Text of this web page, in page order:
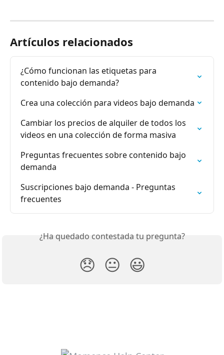
Artículos relacionados
¿Cómo funcionan las etiquetas para
contenido bajo demanda?
Crea una colección para videos bajo demanda
Cambiar los precios de alquiler de todos los
videos en una colección de forma masiva
Preguntas frecuentes sobre contenido bajo
demanda
Suscripciones bajo demanda - Preguntas
frecuentes
¿Ha quedado contestada tu pregunta?
😞 😐 😃